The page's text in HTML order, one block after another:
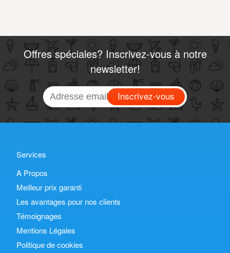
Offres spéciales? Inscrivez-vous à notre
newsletter!
Inscrivez-vous
Services
A Propos
Meilleur prix garanti
Les avantages pour nos clients
Témoignages
Mentions Légales
Politique de cookies